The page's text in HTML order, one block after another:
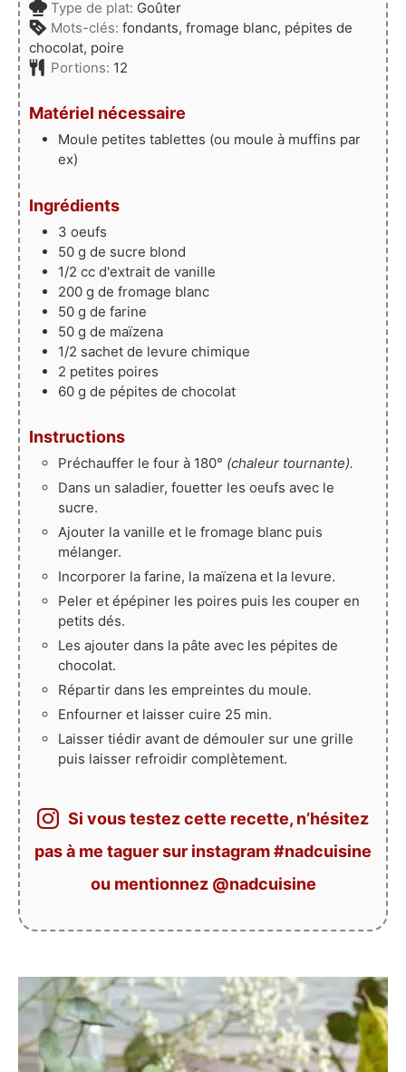
Type de plat: Goûter
Mots-clés: fondants, fromage blanc, pépites de
chocolat, poire
Portions: 12
Matériel nécessaire
Moule petites tablettes (ou moule à muffins par
ex)
Ingrédients
3 oeufs
50 g de sucre blond
1/2 cc d'extrait de vanille
200 g de fromage blanc
50 g de farine
50 g de maïzena
1/2 sachet de levure chimique
2 petites poires
60 g de pépites de chocolat
Instructions
Préchauffer le four à 180° (chaleur tournante).
Dans un saladier, fouetter les oeufs avec le
sucre.
Ajouter la vanille et le fromage blanc puis
mélanger.
Incorporer la farine, la maïzena et la levure.
Peler et épépiner les poires puis les couper en
petits dés.
Les ajouter dans la pâte avec les pépites de
chocolat.
Répartir dans les empreintes du moule.
Enfourner et laisser cuire 25 min.
Laisser tiédir avant de démouler sur une grille
puis laisser refroidir complètement.
Si vous testez cette recette, n’hésitez
pas à me taguer sur instagram #nadcuisine
ou mentionnez @nadcuisine